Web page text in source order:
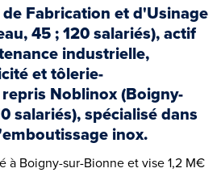
de Fabrication et d'Usinage
45 ; 120 salariés), actif
industrielle,
et tôlerie-
Noblinox (Boigny-
salariés), spécialisé dans
inox.
à Boigny-sur-Bionne et vise 1,2 M€